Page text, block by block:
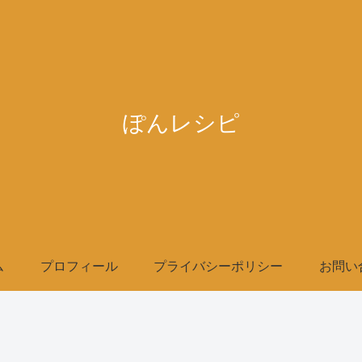
ぽんレシピ
プロフィール プライバシーポリシー お問い